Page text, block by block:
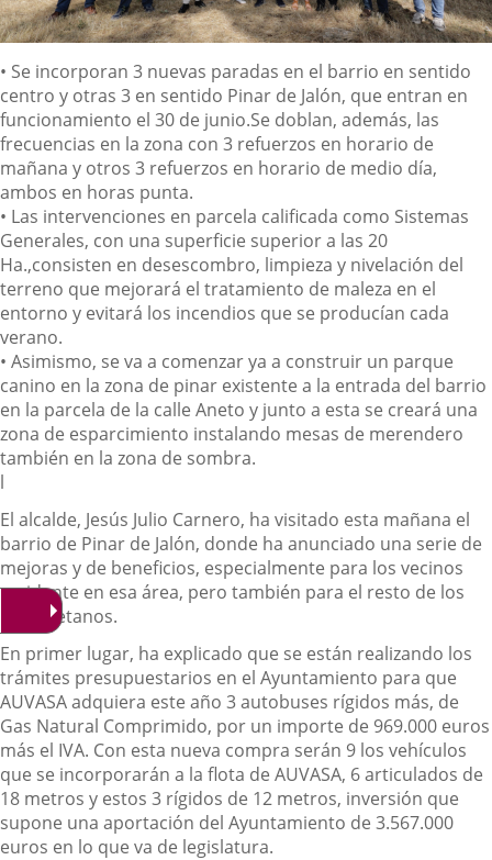
Descripción
• Se incorporan 3 nuevas paradas en el barrio en sentido
centro y otras 3 en sentido Pinar de Jalón, que entran en
funcionamiento el 30 de junio.Se doblan, además, las
frecuencias en la zona con 3 refuerzos en horario de
mañana y otros 3 refuerzos en horario de medio día,
ambos en horas punta.
• Las intervenciones en parcela calificada como Sistemas
Generales, con una superficie superior a las 20
Ha.,consisten en desescombro, limpieza y nivelación del
terreno que mejorará el tratamiento de maleza en el
entorno y evitará los incendios que se producían cada
verano.
• Asimismo, se va a comenzar ya a construir un parque
canino en la zona de pinar existente a la entrada del barrio
en la parcela de la calle Aneto y junto a esta se creará una
zona de esparcimiento instalando mesas de merendero
también en la zona de sombra.
l
El alcalde, Jesús Julio Carnero, ha visitado esta mañana el
barrio de Pinar de Jalón, donde ha anunciado una serie de
mejoras y de beneficios, especialmente para los vecinos
residente en esa área, pero también para el resto de los
vallisoletanos.
En primer lugar, ha explicado que se están realizando los
trámites presupuestarios en el Ayuntamiento para que
AUVASA adquiera este año 3 autobuses rígidos más, de
Gas Natural Comprimido, por un importe de 969.000 euros
más el IVA. Con esta nueva compra serán 9 los vehículos
que se incorporarán a la flota de AUVASA, 6 articulados de
18 metros y estos 3 rígidos de 12 metros, inversión que
supone una aportación del Ayuntamiento de 3.567.000
euros en lo que va de legislatura.